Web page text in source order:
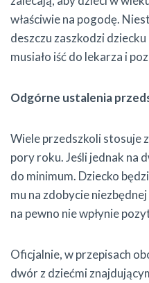
właściwie na pogodę.
deszczu zaszkodzi
musiało iść do lekarza i
Odgórne ustalenia
Wiele przedszkoli stosuje
pory roku. Jeśli jednak na
do minimum. Dziecko
mu na zdobycie
na pewno nie wpłynie
Oficjalnie, w przepisach
dwór z dziećmi